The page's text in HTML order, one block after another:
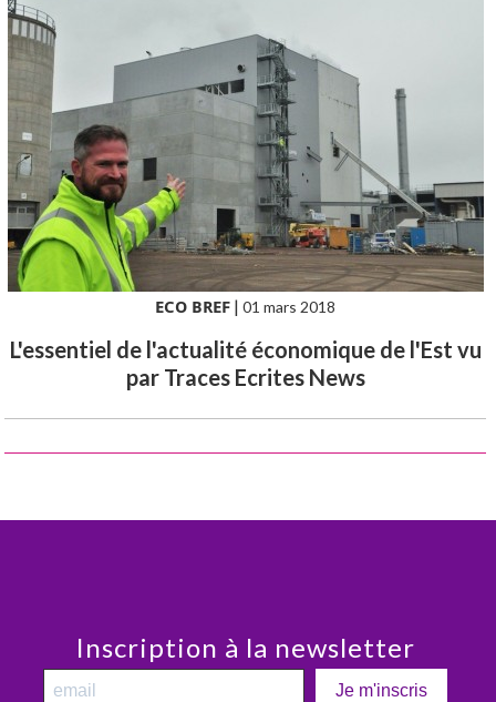
ECO BREF |01 mars 2018
L'essentiel de l'actualité économique de l'Est vu
par Traces Ecrites News
Inscription à la newsletter
Je m'inscris